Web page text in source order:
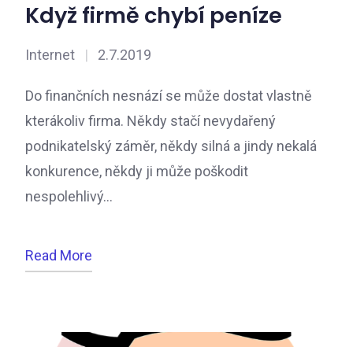
Když firmě chybí peníze
Internet | 2.7.2019
Do finančních nesnází se může dostat vlastně
kterákoliv firma. Někdy stačí nevydařený
podnikatelský záměr, někdy silná a jindy nekalá
konkurence, někdy ji může poškodit
nespolehlivý…
Read More